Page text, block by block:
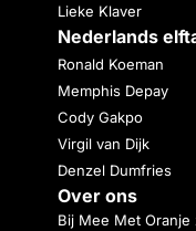
Lieke Klaver
Nederlands
Ronald Koeman
Memphis Depay
Cody Gakpo
Virgil van Dijk
Denzel Dumfries
Over ons
Bij Mee Met